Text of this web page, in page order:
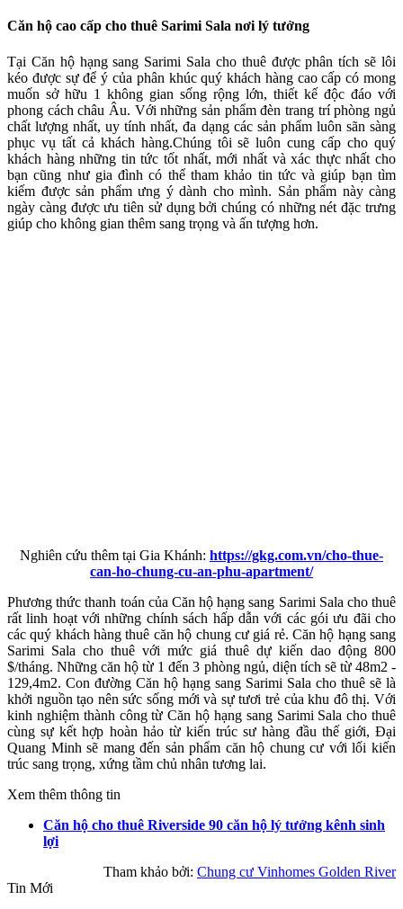
Căn hộ cao cấp cho thuê Sarimi Sala nơi lý tưởng
Tại Căn hộ hạng sang Sarimi Sala cho thuê được phân tích sẽ lôi
kéo được sự để ý của phân khúc quý khách hàng cao cấp có mong
muốn sở hữu 1 không gian sống rộng lớn, thiết kế độc đáo với
phong cách châu Âu. Với những sản phẩm đèn trang trí phòng ngủ
chất lượng nhất, uy tính nhất, đa dạng các sản phẩm luôn sãn sàng
phục vụ tất cả khách hàng.Chúng tôi sẽ luôn cung cấp cho quý
khách hàng những tin tức tốt nhất, mới nhất và xác thực nhất cho
bạn cũng như gia đình có thể tham khảo tin tức và giúp bạn tìm
kiếm được sản phẩm ưng ý dành cho mình. Sản phẩm này càng
ngày càng được ưu tiên sử dụng bởi chúng có những nét đặc trưng
giúp cho không gian thêm sang trọng và ấn tượng hơn.
Nghiên cứu thêm tại Gia Khánh: https://gkg.com.vn/cho-thue-
can-ho-chung-cu-an-phu-apartment/
Phương thức thanh toán của Căn hộ hạng sang Sarimi Sala cho thuê
rất linh hoạt với những chính sách hấp dẫn với các gói ưu đãi cho
các quý khách hàng thuê căn hộ chung cư giá rẻ. Căn hộ hạng sang
Sarimi Sala cho thuê với mức giá thuê dự kiến dao động 800
$/tháng. Những căn hộ từ 1 đến 3 phòng ngủ, diện tích sẽ từ 48m2 -
129,4m2. Con đường Căn hộ hạng sang Sarimi Sala cho thuê sẽ là
khởi nguồn tạo nên sức sống mới và sự tươi trẻ của khu đô thị. Với
kinh nghiệm thành công từ Căn hộ hạng sang Sarimi Sala cho thuê
cùng sự kết hợp hoàn hảo từ kiến trúc sư hàng đầu thế giới, Đại
Quang Minh sẽ mang đến sản phẩm căn hộ chung cư với lối kiến
trúc sang trọng, xứng tầm chủ nhân tương lai.
Xem thêm thông tin
Căn hộ cho thuê Riverside 90 căn hộ lý tưởng kênh sinh
lợi
Tham khảo bởi: Chung cư Vinhomes Golden River
Tin Mới